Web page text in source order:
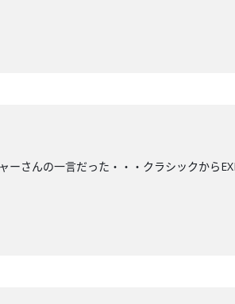
さんの一言だった・・・クラシックから